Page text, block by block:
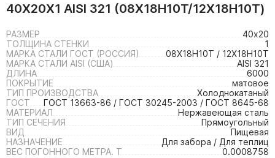
40Х20Х1 AISI 321 (08Х18Н10Т/12Х18Н10Т)
РАЗМЕР
40х20
ТОЛЩИНА СТЕНКИ
1
МАРКА СТАЛИ ГОСТ (РОССИЯ)
08Х18Н10Т / 12Х18Н10Т
МАРКА СТАЛИ AISI (США)
AISI 321
ДЛИНА
6000
ПОКРЫТИЕ
матовое
ТИП ПРОИЗВОДСТВА
Холоднокатаный
ГОСТ
ГОСТ 13663-86 / ГОСТ 30245-2003 / ГОСТ 8645-68
МАТЕРИАЛ
Нержавеющая сталь
ТИП СЕЧЕНИЯ
Прямоугольный
ВИД
Пищевая
НАЗНАЧЕНИЕ
Для забора / Для теплиц
ВЕС ПОГОННОГО МЕТРА. Т
0.0008758